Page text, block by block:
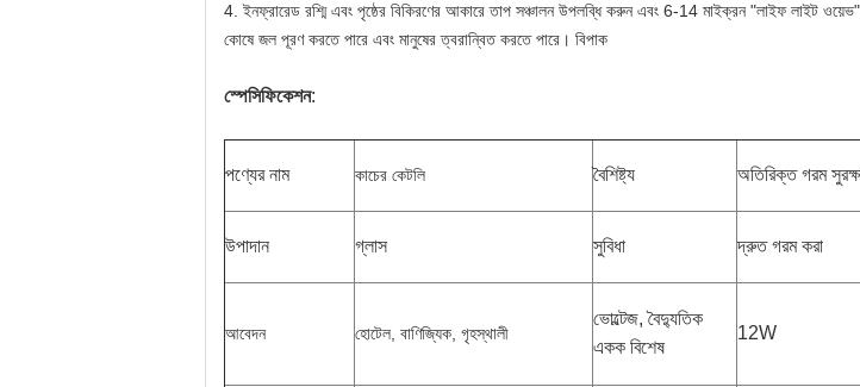
4. ইনফ্রারেড রশ্মি এবং পৃষ্ঠের বিকিরণের আকারে তাপ সঞ্চালন উপলব্ধি করুন এবং 6-14 মাইক্রন "লাইফ লাইট
কোষে জল পূরণ করতে পারে এবং মানুষের ত্বরান্বিত করতে পারে। বিপাক
স্পেসিফিকেশন:
পণ্যের নাম কাচের কেটলি বৈশিষ্ট্য অতিরিক্ত গরম
উপাদান গ্লাস সুবিধা দ্রুত গরম করা
আবেদন হোটেল, বাণিজ্যিক, গৃহস্থালী
ভোল্টেজ, বৈদ্যুতিক
একক বিশেষ
12W